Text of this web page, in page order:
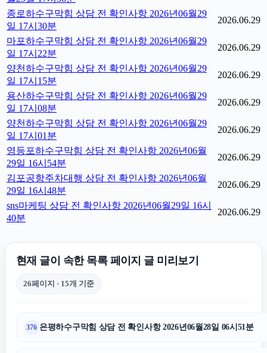
종로하수구막힘 상담 전 확인사항 2026년06월29
일 17시30분
2026.06.29
마포하수구막힘 상담 전 확인사항 2026년06월29
일 17시22분
2026.06.29
양천하수구막힘 상담 전 확인사항 2026년06월29
일 17시15분
2026.06.29
용산하수구막힘 상담 전 확인사항 2026년06월29
일 17시08분
2026.06.29
양천하수구막힘 상담 전 확인사항 2026년06월29
일 17시01분
2026.06.29
영등포하수구막힘 상담 전 확인사항 2026년06월
29일 16시54분
2026.06.29
김포공항주차대행 상담 전 확인사항 2026년06월
29일 16시48분
2026.06.29
sns마케팅 상담 전 확인사항 2026년06월29일 16시
40분
2026.06.29
현재 글이 속한 목록 페이지 글 미리보기
26페이지 · 15개 기준
376 은평하수구막힘 상담 전 확인사항 2026년06월28일 06시51분